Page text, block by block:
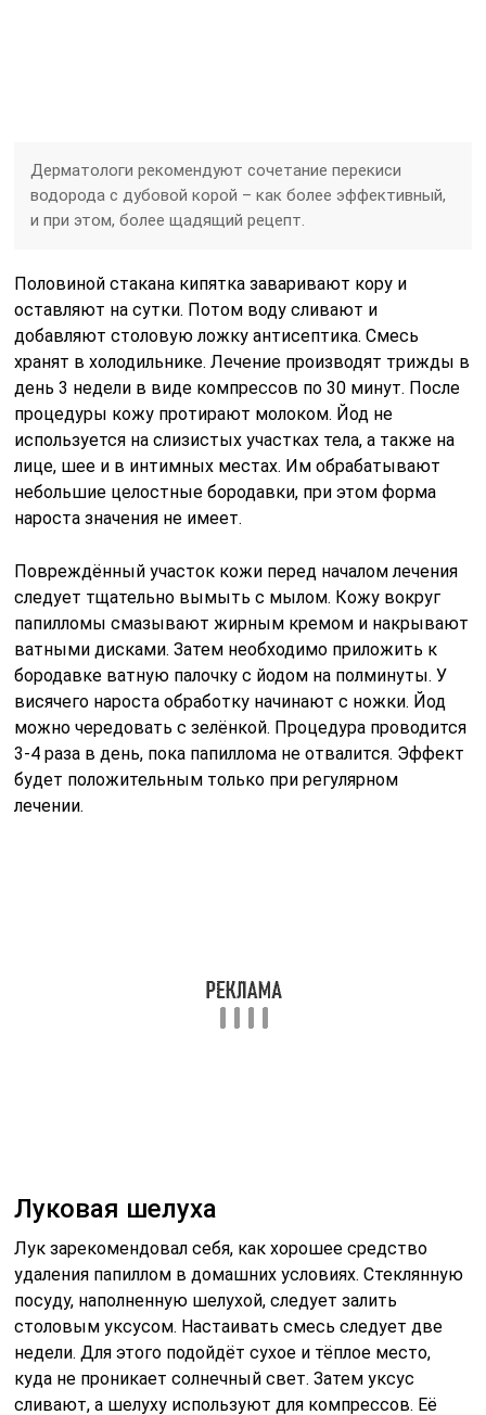
Дерматологи рекомендуют сочетание перекиси
водорода с дубовой корой – как более эффективный,
и при этом, более щадящий рецепт.
Половиной стакана кипятка заваривают кору и
оставляют на сутки. Потом воду сливают и
добавляют столовую ложку антисептика. Смесь
хранят в холодильнике. Лечение производят трижды в
день 3 недели в виде компрессов по 30 минут. После
процедуры кожу протирают молоком. Йод не
используется на слизистых участках тела, а также на
лице, шее и в интимных местах. Им обрабатывают
небольшие целостные бородавки, при этом форма
нароста значения не имеет.
Повреждённый участок кожи перед началом лечения
следует тщательно вымыть с мылом. Кожу вокруг
папилломы смазывают жирным кремом и накрывают
ватными дисками. Затем необходимо приложить к
бородавке ватную палочку с йодом на полминуты. У
висячего нароста обработку начинают с ножки. Йод
можно чередовать с зелёнкой. Процедура проводится
3-4 раза в день, пока папиллома не отвалится. Эффект
будет положительным только при регулярном
лечении.
Луковая шелуха
Лук зарекомендовал себя, как хорошее средство
удаления папиллом в домашних условиях. Стеклянную
посуду, наполненную шелухой, следует залить
столовым уксусом. Настаивать смесь следует две
недели. Для этого подойдёт сухое и тёплое место,
куда не проникает солнечный свет. Затем уксус
сливают, а шелуху используют для компрессов. Её